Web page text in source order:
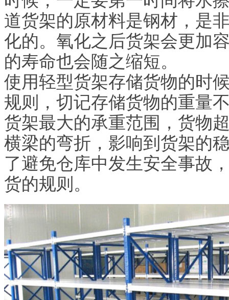
道货架的原材料是钢材，是
化的。氧化之后货架会更加
的寿命也会随之缩短。
使用轻型货架存储货物的时
规则，切记存储货物的重量
货架最大的承重范围，货物
横梁的弯折，影响到货架的
了避免仓库中发生安全事故
货的规则。